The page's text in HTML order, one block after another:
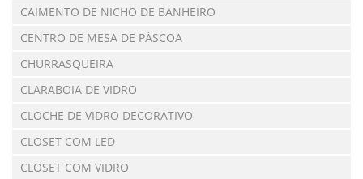
CAIMENTO DE NICHO DE BANHEIRO
CENTRO DE MESA DE PÁSCOA
CHURRASQUEIRA
CLARABOIA DE VIDRO
CLOCHE DE VIDRO DECORATIVO
CLOSET COM LED
CLOSET COM VIDRO